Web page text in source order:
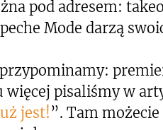
pod adresem:
Mode darzą
więcej pisaliśmy w
jest!”. Tam